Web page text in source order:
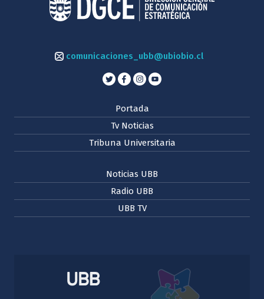
comunicaciones_ubb@ubiobio.cl
Portada
Tv Noticias
Tribuna Universitaria
Noticias UBB
Radio UBB
UBB TV